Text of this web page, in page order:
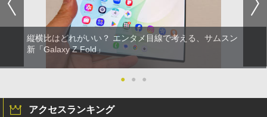
縦横比はどれがいい？ エンタメ目線で考える、サムスン
新「Galaxy Z Fold」
● ● ●
アクセスランキング